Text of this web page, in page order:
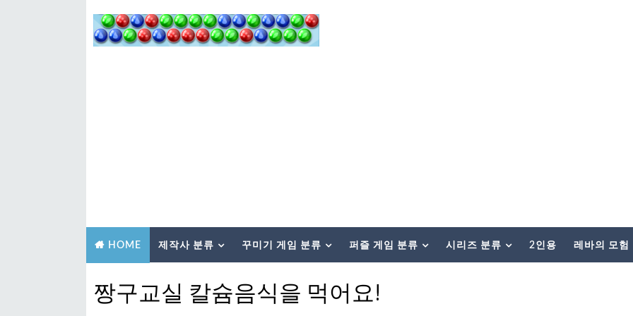
HOME 제작사 분류 꾸미기 게임 분류 퍼즐 게임 분류 시리즈 분류 2인용 레바의 모험
짱구교실 칼슘음식을 먹어요!